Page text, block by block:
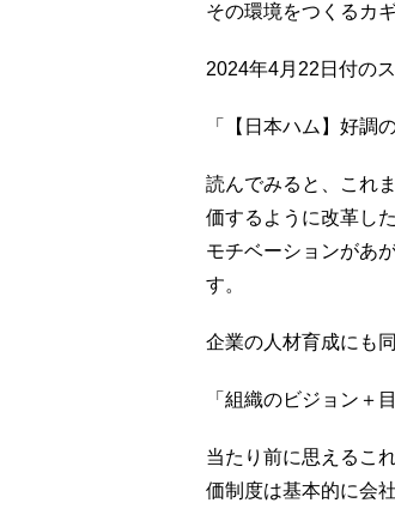
その環境をつくるカ
2024年4月22日付の
「【日本ハム】好調
読んでみると、これ
価するように改革し
モチベーションがあ
す。
企業の人材育成にも
「組織のビジョン＋
当たり前に思えるこ
価制度は基本的に会